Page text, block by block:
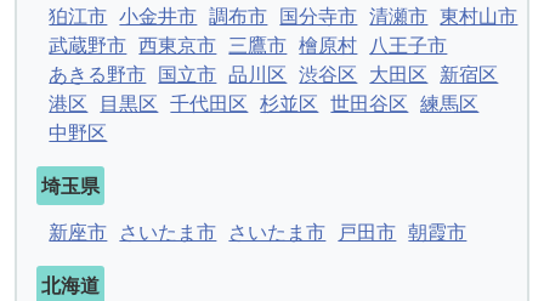
狛江市 小金井市 調布市 国分寺市 清瀬市 東村山市
武蔵野市 西東京市 三鷹市 檜原村 八王子市
あきる野市 国立市 品川区 渋谷区 大田区 新宿区
港区 目黒区 千代田区 杉並区 世田谷区 練馬区
中野区
埼玉県
新座市 さいたま市 さいたま市 戸田市 朝霞市
北海道